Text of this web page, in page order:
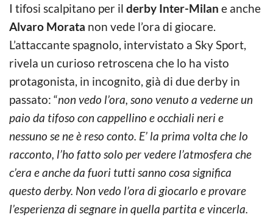
I tifosi scalpitano per il derby Inter-Milan e anche
Alvaro Morata non vede l’ora di giocare.
L’attaccante spagnolo, intervistato a Sky Sport,
rivela un curioso retroscena che lo ha visto
protagonista, in incognito, già di due derby in
passato: “non vedo l’ora, sono venuto a vederne un
paio da tifoso con cappellino e occhiali neri e
nessuno se ne è reso conto. E’ la prima volta che lo
racconto, l’ho fatto solo per vedere l’atmosfera che
c’era e anche da fuori tutti sanno cosa significa
questo derby. Non vedo l’ora di giocarlo e provare
l’esperienza di segnare in quella partita e vincerla.